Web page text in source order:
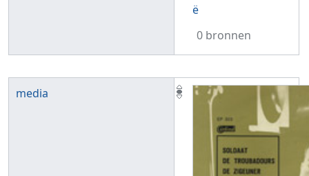
ë
0 bronnen
media